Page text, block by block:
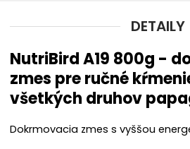
DETAILY
NutriBird A19 800g -
zmes pre ručné
všetkých druhov
Dokrmovacia zmes s vyššou